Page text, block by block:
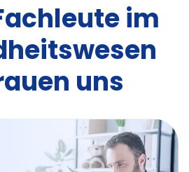
im
uns